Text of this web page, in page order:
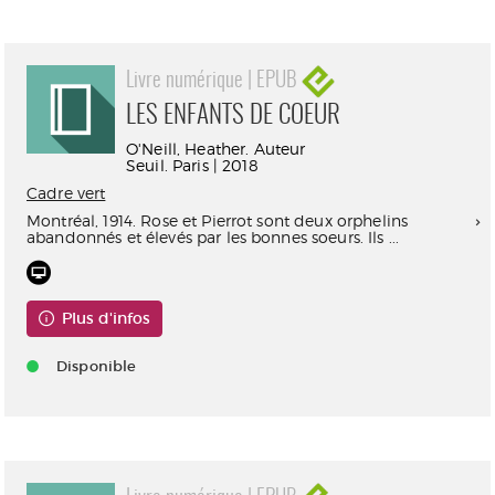
Livre numérique | EPUB
LES ENFANTS DE COEUR
O'Neill, Heather. Auteur
Seuil. Paris | 2018
Cadre vert
Montréal, 1914. Rose et Pierrot sont deux orphelins
abandonnés et élevés par les bonnes soeurs. Ils ...
Plus d'infos
Disponible